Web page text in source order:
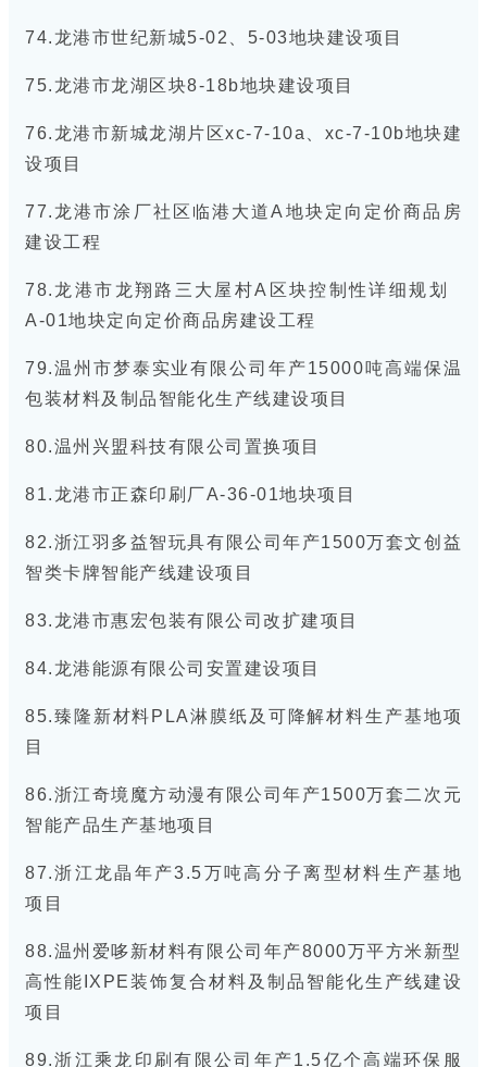
74.龙港市世纪新城5-02、5-03地块建设项目
75.龙港市龙湖区块8-18b地块建设项目
76.龙港市新城龙湖片区xc-7-10a、xc-7-10b地块建
设项目
77.龙港市涂厂社区临港大道A地块定向定价商品房
建设工程
78.龙港市龙翔路三大屋村A区块控制性详细规划
A-01地块定向定价商品房建设工程
79.温州市梦泰实业有限公司年产15000吨高端保温
包装材料及制品智能化生产线建设项目
80.温州兴盟科技有限公司置换项目
81.龙港市正森印刷厂A-36-01地块项目
82.浙江羽多益智玩具有限公司年产1500万套文创益
智类卡牌智能产线建设项目
83.龙港市惠宏包装有限公司改扩建项目
84.龙港能源有限公司安置建设项目
85.臻隆新材料PLA淋膜纸及可降解材料生产基地项
目
86.浙江奇境魔方动漫有限公司年产1500万套二次元
智能产品生产基地项目
87.浙江龙晶年产3.5万吨高分子离型材料生产基地
项目
88.温州爱哆新材料有限公司年产8000万平方米新型
高性能IXPE装饰复合材料及制品智能化生产线建设
项目
89.浙江乘龙印刷有限公司年产1.5亿个高端环保服